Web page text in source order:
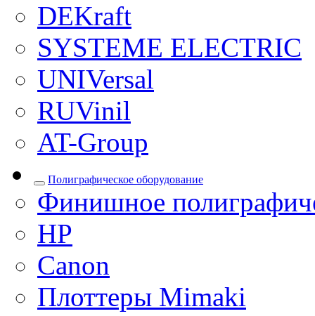
DEKraft
SYSTEME ELECTRIC
UNIVersal
RUVinil
AT-Group
Полиграфическое оборудование
Финишное
HP
Canon
Плоттеры Mimaki